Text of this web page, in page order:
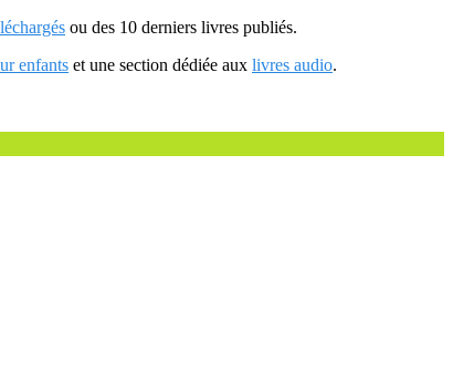
ou des 10 derniers livres publiés.
enfants et une section dédiée aux livres audio.